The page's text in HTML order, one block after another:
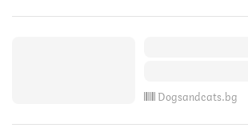
Dogsandcats.bg